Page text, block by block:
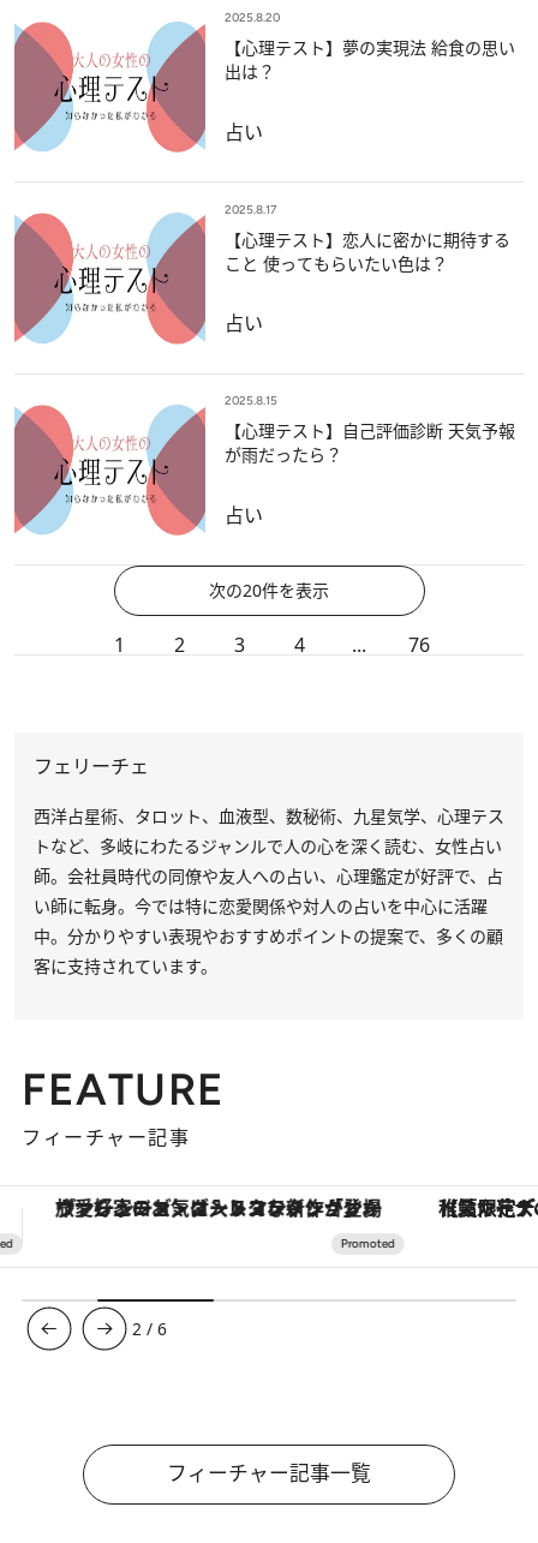
2025.8.20
【心理テスト】夢の実現法 給食の思い
出は？
占い
2025.8.17
【心理テスト】恋人に密かに期待する
こと 使ってもらいたい色は？
占い
2025.8.15
【心理テスト】自己評価診断 天気予報
が雨だったら？
占い
次の20件を表示
1 2 3 4 ... 76
フェリーチェ
西洋占星術、タロット、血液型、数秘術、九星気学、心理テス
トなど、多岐にわたるジャンルで人の心を深く読む、女性占い
師。会社員時代の同僚や友人への占い、心理鑑定が好評で、占
い師に転身。今では特に恋愛関係や対人の占いを中心に活躍
中。分かりやすい表現やおすすめポイントの提案で、多くの顧
客に支持されています。
FEATURE
フィーチャー記事
【夏限定ディナーコース】旬を迎える稚鮎や花ズッキーニなどをイタリア・トスカーナの郷土料理の手法で満喫！
3 /6
フィーチャー記事一覧